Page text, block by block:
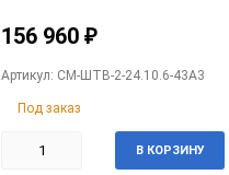
156 960 ₽
Артикул: CM-ШТВ-2-24.10.6-43А3
Под заказ
В КОРЗИНУ